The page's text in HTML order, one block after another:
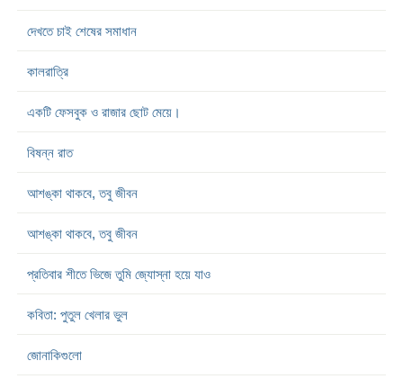
দেখতে চাই শেষের সমাধান
কালরাত্রি
একটি ফেসবুক ও রাজার ছোট মেয়ে।
বিষন্ন রাত
আশঙ্কা থাকবে, তবু জীবন
আশঙ্কা থাকবে, তবু জীবন
প্রতিবার শীতে ভিজে তুমি জ্যোস্না হয়ে যাও
কবিতা: পুতুল খেলার ভুল
জোনাকিগুলো